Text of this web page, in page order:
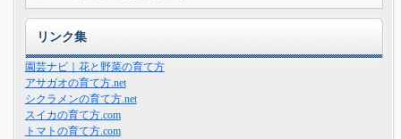
リンク集
園芸ナビ｜花と野菜の育て方
アサガオの育て方.net
シクラメンの育て方.net
スイカの育て方.com
トマトの育て方.com